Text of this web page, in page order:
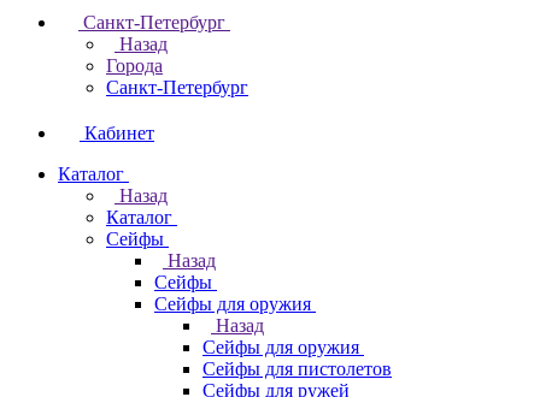
Санкт-Петербург
Назад
Города
Санкт-Петербург
Кабинет
Каталог
Назад
Каталог
Cейфы
Назад
Cейфы
Cейфы для оружия
Назад
Cейфы для оружия
Сейфы для пистолетов
Сейфы для ружей